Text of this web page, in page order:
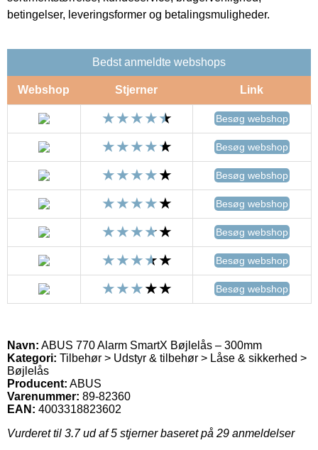
betingelser, leveringsformer og betalingsmuligheder.
Bedst anmeldte webshops
Webshop Stjerner Link
Besøg webshop
Besøg webshop
Besøg webshop
Besøg webshop
Besøg webshop
Besøg webshop
Besøg webshop
Navn: ABUS 770 Alarm SmartX Bøjlelås – 300mm
Kategori: Tilbehør > Udstyr & tilbehør > Låse & sikkerhed >
Bøjlelås
Producent: ABUS
Varenummer: 89-82360
EAN: 4003318823602
Vurderet til 3.7ud af 5 stjerner baseret på 29 anmeldelser